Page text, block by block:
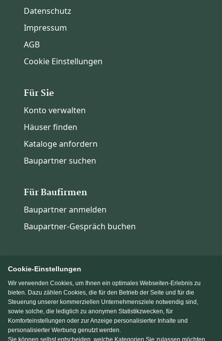
Datenschutz
Impressum
AGB
Cookie Einstellungen
Für Sie
Konto verwalten
Häuser finden
Kataloge anfordern
Baupartner suchen
Für Baufirmen
Baupartner anmelden
Baupartner-Gespräch buchen
Immowelt.de Bauen.de
Massivhaus.de Fertighaus.de
Cookie-Einstellungen
Wir verwenden Cookies, um Ihnen ein optimales Webseiten-Erlebnis zu
bieten. Dazu zählen Cookies, die für den Betrieb der Seite und für die
Steuerung unserer kommerziellen Unternehmensziele notwendig sind,
sowie solche, die lediglich zu anonymen Statistikzwecken, für
Komforteinstellungen oder zur Anzeige personalisierter Inhalte und
personalisierter Werbung genutzt werden.
Sie können selbst entscheiden, welche Kategorien Sie zulassen möchten.